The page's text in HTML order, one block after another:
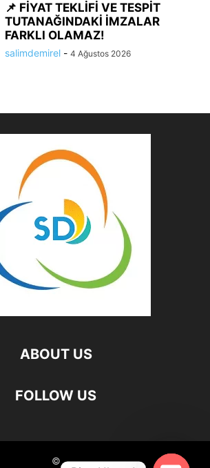
📌 FİYAT TEKLİFİ VE TESPİT
TUTANAĞINDAKİ İMZALAR
FARKLI OLAMAZ!
salimdemirel - 4 Ağustos 2026
ABOUT US
FOLLOW US
©